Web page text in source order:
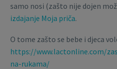
samo nosi (zašto nije dojen
izdajanje Moja priča.
O tome zašto se bebe i djeca
https://www.lactonline.com/
na-rukama/